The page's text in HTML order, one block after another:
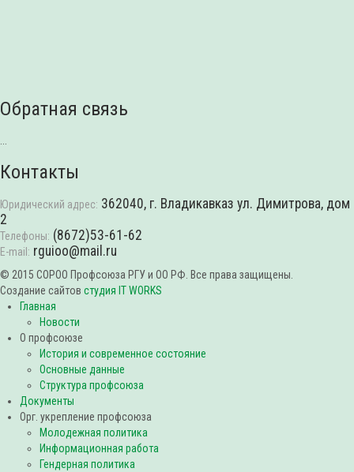
Обратная связь
Контакты
Юридический адрес: 362040, г. Владикавказ ул. Димитрова, дом
2
Телефоны: (8672)53-61-62
E-mail: rguioo@mail.ru
© 2015 СОРОО Профсоюза РГУ и ОО РФ. Все права защищены.
Создание сайтов студия IT WORKS
Главная
Новости
О профсоюзе
История и современное состояние
Основные данные
Структура профсоюза
Документы
Орг. укрепление профсоюза
Молодежная политика
Информационная работа
Гендерная политика